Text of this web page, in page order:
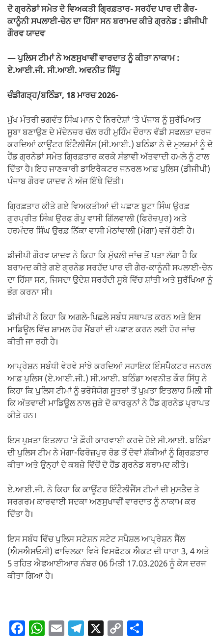
o
o
p
p
m n
k
ਦੋ ਗ੍ਰਨੇਡਾਂ ਸਮੇਤ ਦੋ ਵਿਅਕਤੀ ਗ੍ਰਿਫ਼ਤਾਰ- ਸਰਹੱਦ ਪਾਰ ਦੀ ਗੈਰ-
ਕਾਨੂੰਨੀ ਸਪਲਾਈ-ਚੇਨ ਦਾ ਹਿੱਸਾ ਸਨ ਬਰਾਮਦ ਕੀਤੇ ਗ੍ਰਨੇਡ : ਡੀਜੀਪੀ
ਗੌਰਵ ਯਾਦਵ
— ਪੁਲਿਸ ਟੀਮਾਂ ਨੇ ਅਣਸੁਖਾਵੀਂ ਵਾਰਦਾਤ ਨੂੰ ਕੀਤਾ ਨਾਕਾਮ :
ਏ.ਆਈ.ਜੀ. ਸੀ.ਆਈ. ਅਵਨੀਤ ਸਿੱਧੂ
ਚੰਡੀਗੜ੍ਹ/ਬਠਿੰਡਾ, 18 ਮਾਰਚ 2026-
ਮੁੱਖ ਮੰਤਰੀ ਭਗਵੰਤ ਸਿੰਘ ਮਾਨ ਦੇ ਨਿਰਦੇਸ਼ਾਂ ’ਤੇ ਪੰਜਾਬ ਨੂੰ ਸੁਰੱਖਿਅਤ
ਸੂਬਾ ਬਣਾਉਣ ਦੇ ਮੱਦੇਨਜ਼ਰ ਚੱਲ ਰਹੀ ਮੁਹਿੰਮ ਦੌਰਾਨ ਵੱਡੀ ਸਫਲਤਾ ਦਰਜ
ਕਰਦਿਆਂ ਕਾਊਂਟਰ ਇੰਟੈਲੀਜੈਂਸ (ਸੀ.ਆਈ.) ਬਠਿੰਡਾ ਨੇ ਦੋ ਮੁਲਜ਼ਮਾਂ ਨੂੰ ਦੋ
ਹੈਂਡ ਗ੍ਰਨੇਡਾਂ ਸਮੇਤ ਗ੍ਰਿਫ਼ਤਾਰ ਕਰਕੇ ਸੰਭਾਵੀ ਅੱਤਵਾਦੀ ਹਮਲੇ ਨੂੰ ਟਾਲ
ਦਿੱਤਾ ਹੈ। ਇਹ ਜਾਣਕਾਰੀ ਡਾਇਰੈਕਟਰ ਜਨਰਲ ਆਫ਼ ਪੁਲਿਸ (ਡੀਜੀਪੀ)
ਪੰਜਾਬ ਗੌਰਵ ਯਾਦਵ ਨੇ ਅੱਜ ਇੱਥੇ ਦਿੱਤੀ।
ਗ੍ਰਿਫ਼ਤਾਰ ਕੀਤੇ ਗਏ ਵਿਅਕਤੀਆਂ ਦੀ ਪਛਾਣ ਬੂਟਾ ਸਿੰਘ ਉਰਫ਼
ਗੁਰਪ੍ਰੀਤ ਸਿੰਘ ਉਰਫ਼ ਗੋਪੂ ਵਾਸੀ ਗਿੱਲਵਾਲੀ (ਫਿਰੋਜ਼ਪੁਰ) ਅਤੇ
ਹਰਮੰਦਰ ਸਿੰਘ ਉਰਫ਼ ਨਿੱਕਾ ਵਾਸੀ ਮੋਠਾਂਵਾਲੀ (ਮੋਗਾ) ਵਜੋਂ ਹੋਈ ਹੈ।
ਡੀਜੀਪੀ ਗੌਰਵ ਯਾਦਵ ਨੇ ਕਿਹਾ ਕਿ ਮੁੱਢਲੀ ਜਾਂਚ ਤੋਂ ਪਤਾ ਲੱਗਾ ਹੈ ਕਿ
ਬਰਾਮਦ ਕੀਤੇ ਗਏ ਗ੍ਰਨੇਡ ਸਰਹੱਦ ਪਾਰ ਦੀ ਗੈਰ-ਕਾਨੂੰਨੀ ਸਪਲਾਈ-ਚੇਨ
ਦਾ ਹਿੱਸਾ ਸਨ, ਜਿਸਦਾ ਉਦੇਸ਼ ਸਰਹੱਦੀ ਸੂਬੇ ਵਿੱਚ ਸ਼ਾਂਤੀ ਅਤੇ ਸੁਰੱਖਿਆ ਨੂੰ
ਭੰਗ ਕਰਨਾ ਸੀ।
ਡੀਜੀਪੀ ਨੇ ਕਿਹਾ ਕਿ ਅਗਲੇ-ਪਿਛਲੇ ਸਬੰਧ ਸਥਾਪਤ ਕਰਨ ਅਤੇ ਇਸ
ਮਾਡਿਊਲ ਵਿੱਚ ਸ਼ਾਮਲ ਹੋਰ ਮੈਂਬਰਾਂ ਦੀ ਪਛਾਣ ਕਰਨ ਲਈ ਹੋਰ ਜਾਂਚ
ਕੀਤੀ ਜਾ ਰਹੀ ਹੈ।
ਆਪ੍ਰੇਸ਼ਨ ਸਬੰਧੀ ਵੇਰਵੇ ਸਾਂਝੇ ਕਰਦਿਆਂ ਸਹਾਇਕ ਇੰਸਪੈਕਟਰ ਜਨਰਲ
ਆਫ਼ ਪੁਲਿਸ (ਏ.ਆਈ.ਜੀ.) ਸੀ.ਆਈ. ਬਠਿੰਡਾ ਅਵਨੀਤ ਕੌਰ ਸਿੱਧੂ ਨੇ
ਕਿਹਾ ਕਿ ਪੁਲਿਸ ਟੀਮਾਂ ਨੂੰ ਭਰੋਸੇਯੋਗ ਸੂਤਰਾਂ ਤੋਂ ਪੁਖ਼ਤਾ ਇਤਲਾਹ ਮਿਲੀ ਸੀ
ਕਿ ਅੱਤਵਾਦੀ ਮਾਡਿਊਲ ਨਾਲ ਜੁੜੇ ਦੋ ਕਾਰਕੁਨਾਂ ਨੇ ਹੈਂਡ ਗ੍ਰਨੇਡ ਪ੍ਰਾਪਤ
ਕੀਤੇ ਹਨ।
ਇਸ ਪੁਖ਼ਤਾ ਇਤਲਾਹ ’ਤੇ ਫ਼ੌਰੀ ਕਾਰਵਾਈ ਕਰਦੇ ਹੋਏ ਸੀ.ਆਈ. ਬਠਿੰਡਾ
ਦੀ ਪੁਲਿਸ ਟੀਮ ਨੇ ਮੋਗਾ-ਫਿਰੋਜ਼ਪੁਰ ਰੋਡ ਤੋਂ ਦੋਵਾਂ ਸ਼ੱਕੀਆਂ ਨੂੰ ਗ੍ਰਿਫ਼ਤਾਰ
ਕੀਤਾ ਅਤੇ ਉਨ੍ਹਾਂ ਦੇ ਕਬਜ਼ੇ ਵਿੱਚੋਂ ਦੋ ਹੈਂਡ ਗ੍ਰਨੇਡ ਬਰਾਮਦ ਕੀਤੇ।
ਏ.ਆਈ.ਜੀ. ਨੇ ਕਿਹਾ ਕਿ ਕਾਊਂਟਰ ਇੰਟੈਲੀਜੈਂਸ ਟੀਮਾਂ ਦੀ ਮੁਸਤੈਦ ਤੇ
ਸਰਗਰਮ ਕਾਰਵਾਈ ਸਦਕਾ ਅਣਸੁਖਾਵੀਂ ਵਾਰਦਾਤ ਨੂੰ ਨਾਕਾਮ ਕਰ
ਦਿੱਤਾ ਹੈ।
ਇਸ ਸਬੰਧ ਵਿੱਚ ਪੁਲਿਸ ਸਟੇਸ਼ਨ ਸਟੇਟ ਸਪੈਸ਼ਲ ਆਪ੍ਰੇਸ਼ਨ ਸੈੱਲ
(ਐਸਐਸਓਸੀ) ਫਾਜ਼ਿਲਕਾ ਵਿਖੇ ਵਿਸਫੋਟਕ ਐਕਟ ਦੀ ਧਾਰਾ 3, 4 ਅਤੇ
5 ਤਹਿਤ ਐਫਆਈਆਰ ਨੰਬਰ 06 ਮਿਤੀ 17.03.2026 ਨੂੰ ਕੇਸ ਦਰਜ
ਕੀਤਾ ਗਿਆ ਹੈ।
F W E T X C